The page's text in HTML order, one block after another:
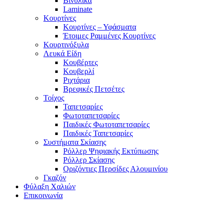
Laminate
Κουρτίνες
Κουρτίνες – Υφάσματα
Έτοιμες Ραμμένες Κουρτίνες
Κουρτινόξυλα
Λευκά Είδη
Κουβέρτες
Κουβερλί
Ριχτάρια
Βρεφικές Πετσέτες
Τοίχος
Ταπετσαρίες
Φωτοταπετσαρίες
Παιδικές Φωτοταπετσαρίες
Παιδικές Ταπετσαρίες
Συστήματα Σκίασης
Ρόλλερ Ψηφιακής Εκτύπωσης
Ρόλλερ Σκίασης
Οριζόντιες Περσίδες Αλουμινίου
Γκαζόν
Φύλαξη Χαλιών
Επικοινωνία